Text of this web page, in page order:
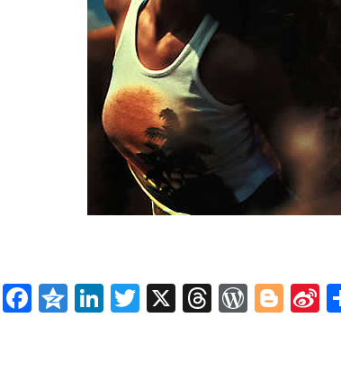
Bluesky
Facebook
Qzone
LinkedIn
Twitter
X Threads